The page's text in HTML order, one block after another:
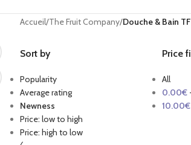
Accueil/The Fruit Company/Douche & Bain
Sort by
Popularity
Average rating
Newness
Price: low to high
Price: high to low
Price
All
0.00€
10.00€